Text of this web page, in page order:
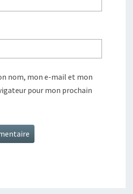
nom, mon e-mail et mon
pour mon prochain